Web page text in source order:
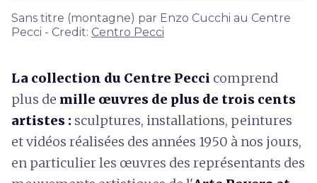
Sans titre (montagne) par Enzo Cucchi au Centre
Pecci - Credit: Centro Pecci
La collection du Centre Pecci comprend
plus de mille œuvres de plus de trois cents
artistes : sculptures, installations, peintures
et vidéos réalisées des années 1950 à nos jours,
en particulier les œuvres des représentants des